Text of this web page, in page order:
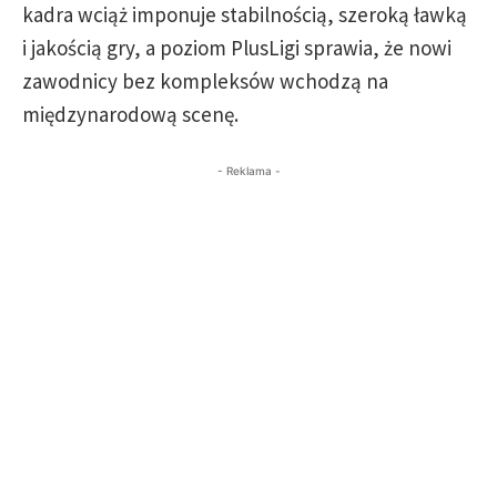
kadra wciąż imponuje stabilnością, szeroką ławką
i jakością gry, a poziom PlusLigi sprawia, że nowi
zawodnicy bez kompleksów wchodzą na
międzynarodową scenę.
- Reklama -